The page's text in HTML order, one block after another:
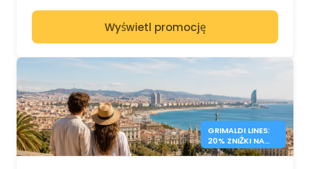
Wyświetl promocję
GRIMALDI LINES:
20% ZNIŻKI NA
PROMY PO